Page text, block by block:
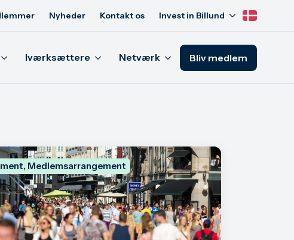
Nyheder Kontakt os Invest in Billund
Iværksættere Netværk Bliv medlem
Medlemsarrangement